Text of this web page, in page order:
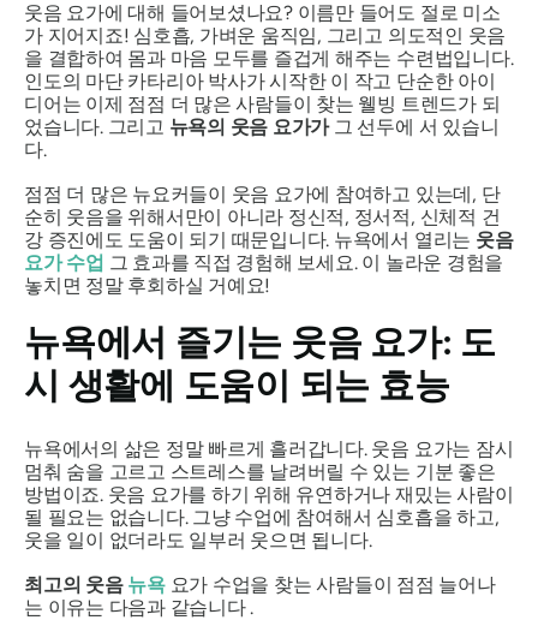
웃음 요가에 대해 들어보셨나요? 이름만 들어도 절로 미소
가 지어지죠! 심호흡, 가벼운 움직임, 그리고 의도적인 웃음
을 결합하여 몸과 마음 모두를 즐겁게 해주는 수련법입니다.
인도의 마단 카타리아 박사가 시작한 이 작고 단순한 아이
디어는 이제 점점 더 많은 사람들이 찾는 웰빙 트렌드가 되
었습니다. 그리고 뉴욕의 웃음 요가가그 선두에 서 있습니
다.
점점 더 많은 뉴요커들이 웃음 요가에 참여하고 있는데, 단
순히 웃음을 위해서만이 아니라 정신적, 정서적, 신체적 건
강 증진에도 도움이 되기 때문입니다. 뉴욕에서 열리는 웃음
요가 수업 그 효과를 직접 경험해 보세요. 이 놀라운 경험을
놓치면 정말 후회하실 거예요!
뉴욕에서 즐기는 웃음 요가: 도
시 생활에 도움이 되는 효능
뉴욕에서의 삶은 정말 빠르게 흘러갑니다. 웃음 요가는 잠시
멈춰 숨을 고르고 스트레스를 날려버릴 수 있는 기분 좋은
방법이죠. 웃음 요가를 하기 위해 유연하거나 재밌는 사람이
될 필요는 없습니다. 그냥 수업에 참여해서 심호흡을 하고,
웃을 일이 없더라도 일부러 웃으면 됩니다.
최고의 웃음 뉴욕 요가 수업을 찾는 사람들이 점점 늘어나
는 이유는 다음과 같습니다 .